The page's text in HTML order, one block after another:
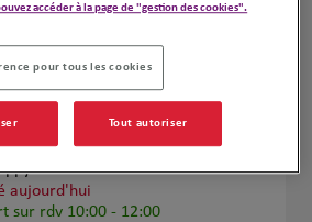
Metz
aujourd'hui
sur rdv 10:00 - 12:00
accéder à la page de "gestion des cookies".
pour tous les cookies
Tout autoriser